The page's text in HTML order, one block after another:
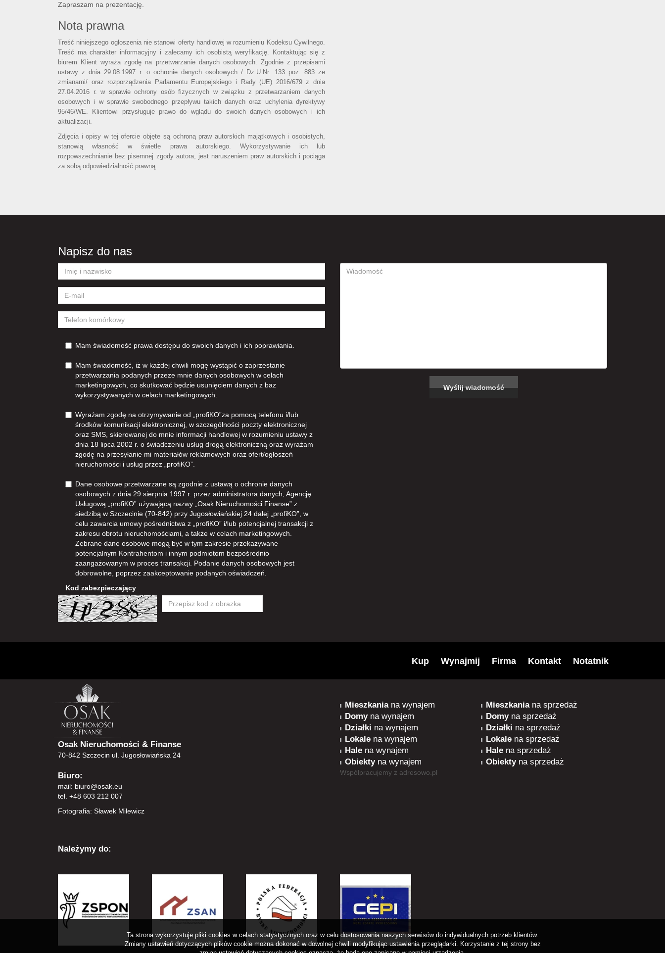
Zapraszam na prezentację.
Nota prawna
Treść niniejszego ogłoszenia nie stanowi oferty handlowej w rozumieniu Kodeksu Cywilnego.
Treść ma charakter informacyjny i zalecamy ich osobistą weryfikację. Kontaktując się z
biurem Klient wyraża zgodę na przetwarzanie danych osobowych. Zgodnie z przepisami
ustawy z dnia 29.08.1997 r. o ochronie danych osobowych / Dz.U.Nr. 133 poz. 883 ze
zmianami/ oraz rozporządzenia Parlamentu Europejskiego i Rady (UE) 2016/679 z dnia
27.04.2016 r. w sprawie ochrony osób fizycznych w związku z przetwarzaniem danych
osobowych i w sprawie swobodnego przepływu takich danych oraz uchylenia dyrektywy
95/46/WE. Klientowi przysługuje prawo do wglądu do swoich danych osobowych i ich
aktualizacji.
Zdjęcia i opisy w tej ofercie objęte są ochroną praw autorskich majątkowych i osobistych,
stanowią własność w świetle prawa autorskiego. Wykorzystywanie ich lub
rozpowszechnianie bez pisemnej zgody autora, jest naruszeniem praw autorskich i pociąga
za sobą odpowiedzialność prawną.
Napisz do nas
Mam świadomość prawa dostępu do swoich danych i ich poprawiania.
Mam świadomość, iż w każdej chwili mogę wystąpić o zaprzestanie
przetwarzania podanych przeze mnie danych osobowych w celach
marketingowych, co skutkować będzie usunięciem danych z baz
wykorzystywanych w celach marketingowych.
Wyrażam zgodę na otrzymywanie od „profiKO”za pomocą telefonu i/lub
środków komunikacji elektronicznej, w szczególności poczty elektronicznej
oraz SMS, skierowanej do mnie informacji handlowej w rozumieniu ustawy z
dnia 18 lipca 2002 r. o świadczeniu usług drogą elektroniczną oraz wyrażam
zgodę na przesyłanie mi materiałów reklamowych oraz ofert/ogłoszeń
nieruchomości i usług przez „profiKO”.
Dane osobowe przetwarzane są zgodnie z ustawą o ochronie danych
osobowych z dnia 29 sierpnia 1997 r. przez administratora danych, Agencję
Usługową „profiKO” używającą nazwy „Osak Nieruchomości Finanse” z
siedzibą w Szczecinie (70-842) przy Jugosłowiańskiej 24 dalej „profiKO”, w
celu zawarcia umowy pośrednictwa z „profiKO” i/lub potencjalnej transakcji z
zakresu obrotu nieruchomościami, a także w celach marketingowych.
Zebrane dane osobowe mogą być w tym zakresie przekazywane
potencjalnym Kontrahentom i innym podmiotom bezpośrednio
zaangażowanym w proces transakcji. Podanie danych osobowych jest
dobrowolne, poprzez zaakceptowanie podanych oświadczeń.
Kod zabezpieczający
Kup Wynajmij Firma Kontakt Notatnik
Osak Nieruchomości & Finanse
70-842 Szczecin ul. Jugosłowiańska 24
Biuro:
mail: biuro@osak.eu
tel. +48 603 212 007
Fotografia: Sławek Milewicz
Mieszkaniana wynajem
Domyna wynajem
Działki na wynajem
Lokale na wynajem
Hale na wynajem
Obiektyna wynajem
Współpracujemy z adresowo.pl
Mieszkaniana sprzedaż
Domyna sprzedaż
Działki na sprzedaż
Lokale na sprzedaż
Hale na sprzedaż
Obiektyna sprzedaż
Należymy do:
Ta strona wykorzystuje pliki cookies w celach statystycznych oraz w celu dostosowania naszych serwisów do indywidualnych potrzeb klientów.
Zmiany ustawień dotyczących plików cookie można dokonać w dowolnej chwili modyfikując ustawienia przeglądarki. Korzystanie z tej strony bez